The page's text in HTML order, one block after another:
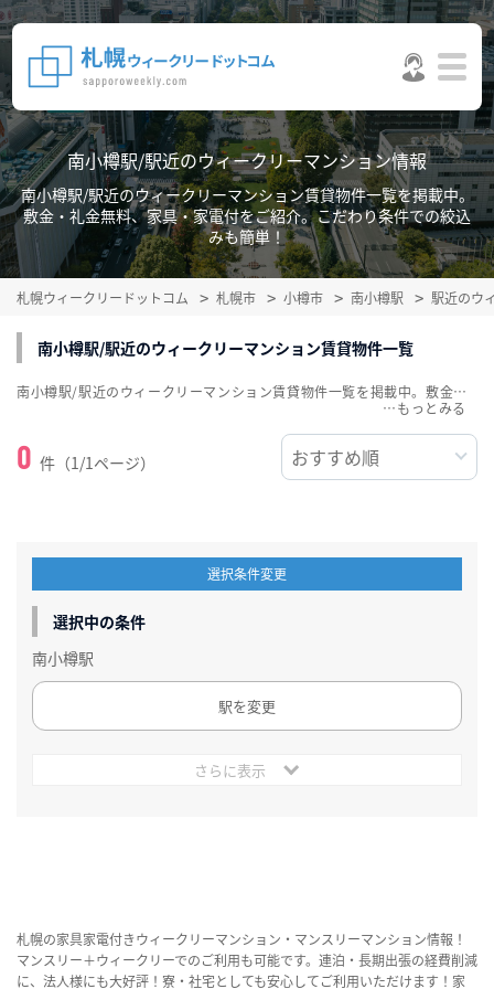
南小樽駅/駅近のウィークリーマンション情報
南小樽駅/駅近のウィークリーマンション賃貸物件一覧を掲載中。
敷金・礼金無料、家具・家電付をご紹介。こだわり条件での絞込
みも簡単！
札幌ウィークリードットコム 札幌市 小樽市 南小樽駅 駅近のウ
南小樽駅/駅近のウィークリーマンション賃貸物件一覧
0 件（1/1ページ）
南小樽駅/駅近のウィークリーマンション賃貸物件一覧を掲載中。敷金・礼金無料、家具・家電付をご紹介。こだわり条件での絞込みも簡単！
…
選択条件変更
選択中の条件
南小樽駅
駅を変更
さらに表示
札幌の家具家電付きウィークリーマンション・マンスリーマンション情報！
マンスリー＋ウィークリーでのご利用も可能です。連泊・長期出張の経費削減
に、法人様にも大好評！寮・社宅としても安心してご利用いただけます！家